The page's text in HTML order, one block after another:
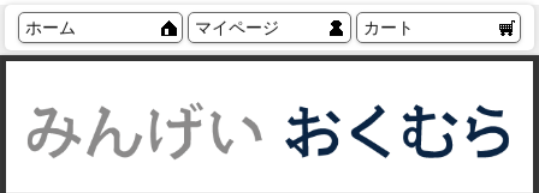
ホーム マイページ カート